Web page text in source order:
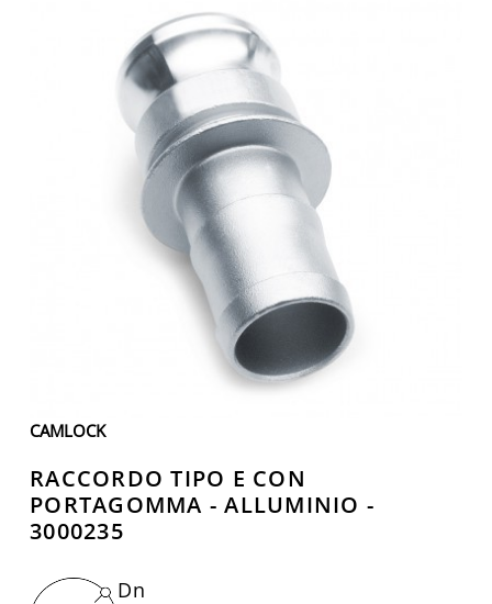
CAMLOCK
RACCORDO TIPO E CON
PORTAGOMMA - ALLUMINIO -
3000235
Dn